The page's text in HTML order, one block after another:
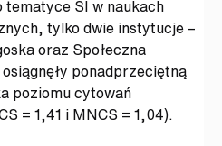
tematyce SI w naukach
tylko dwie instytucje –
oraz Społeczna
ponadprzeciętną
poziomu cytowań
= 1,41 i MNCS = 1,04).